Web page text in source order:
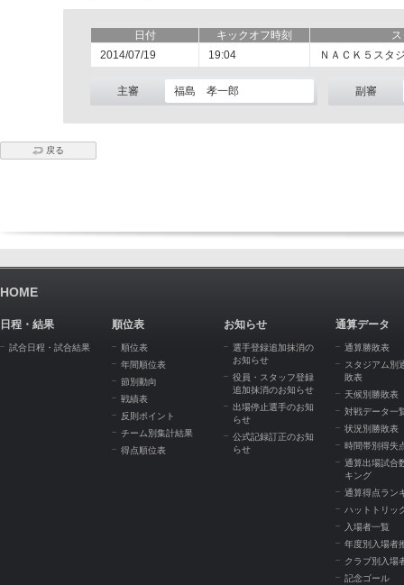
日付 キックオフ時刻
2014/07/19
19:04 ＮＡＣＫ５スタ
主審 福島 孝一郎 副審
戻る
HOME
日程・結果
試合日程・試合結果
順位表
順位表
年間順位表
節別動向
戦績表
反則ポイント
チーム別集計結果
得点順位表
お知らせ
選手登録追加抹消の
お知らせ
役員・スタッフ登録
追加抹消のお知らせ
出場停止選手のお知
らせ
公式記録訂正のお知
らせ
通算データ
通算勝敗表
スタジアム別
敗表
天候別勝敗表
対戦データ一
状況別勝敗表
時間帯別得失
通算出場試合
キング
通算得点ラン
ハットトリッ
入場者一覧
年度別入場者
クラブ別入場
記念ゴール